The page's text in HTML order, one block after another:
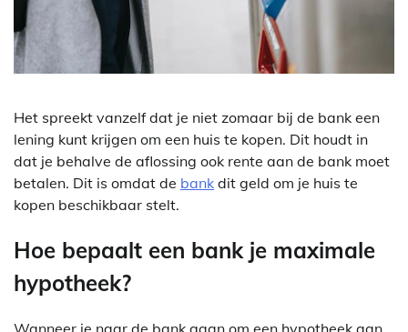
Het spreekt vanzelf dat je niet zomaar bij de bank een
lening kunt krijgen om een huis te kopen. Dit houdt in
dat je behalve de aflossing ook rente aan de bank moet
betalen. Dit is omdat de bank dit geld om je huis te
kopen beschikbaar stelt.
Hoe bepaalt een bank je maximale
hypotheek?
Wanneer je naar de bank gaan om een hypotheek aan